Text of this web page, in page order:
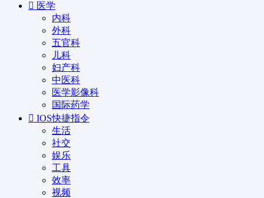
医学
内科
外科
五官科
儿科
妇产科
中医科
医学影像科
国际药学
IOS快捷指令
生活
社交
娱乐
工具
效率
视频